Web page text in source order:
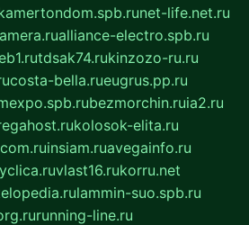
net-life.net.ru
alliance-electro.spb.ru
tdsak74.rukinzozo-ru.ru
costa-bella.rueugrus.pp.ru
bezmorchin.ruia2.ru
kolosok-elita.ru
insiam.ruavegainfo.ru
vlast16.rukorru.net
lammin-suo.spb.ru
running-line.ru